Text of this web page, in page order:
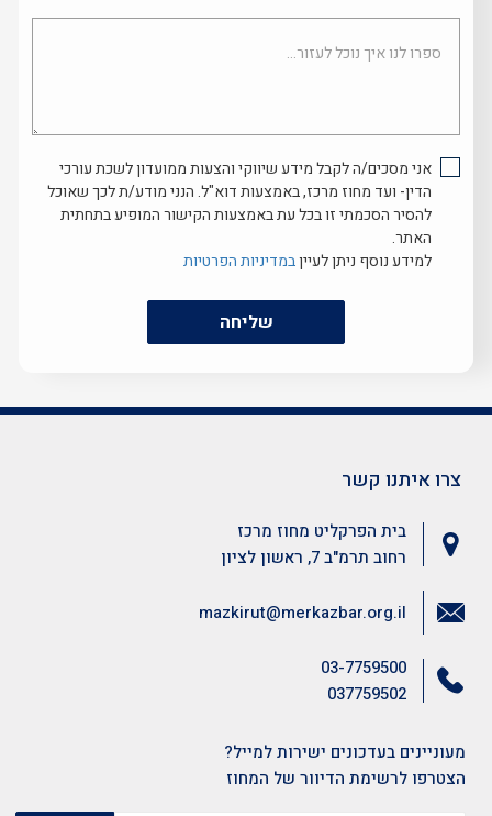
ספרו
לנו
אני מסכים/ה לקבל מידע שיווקי והצעות ממועדון לשכת עורכי
הדין- ועד מחוז מרכז, באמצעות דוא"ל. הנני מודע/ת לכך שאוכל
להסיר הסכמתי זו בכל עת באמצעות הקישור המופיע בתחתית
האתר.
למידע נוסף ניתן לעייןבמדיניות הפרטיות
שליחה
צרו איתנו קשר
בית הפרקליט מחוז מרכז
רחוב תרמ"ב 7, ראשון לציון
03-7759500
037759502
mazkirut@merkazbar.org.il
מעוניינים בעדכונים ישירות למייל?
הצטרפו לרשימת הדיוור של המחוז